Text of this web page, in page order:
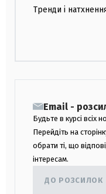
Тренди і
Email -
Будьте в курсі всіх
Перейдіть на
обрати ті, що
інтересам.
ДО РОЗСИЛОК